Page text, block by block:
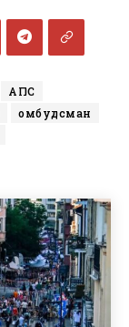
АПС
омбудсман